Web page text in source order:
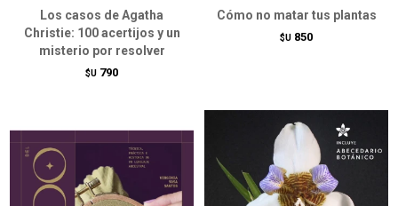
Los casos de Agatha
Christie: 100 acertijos y un
misterio por resolver
$U 790
Cómo no matar tus plantas
$U 850